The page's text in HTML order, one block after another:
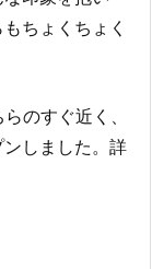
ちょくちょく
のすぐ近く、
しました。詳